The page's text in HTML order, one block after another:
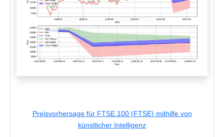
Preisvorhersage für FTSE 100 (FTSE) mithilfe von
künstlicher Intelligenz